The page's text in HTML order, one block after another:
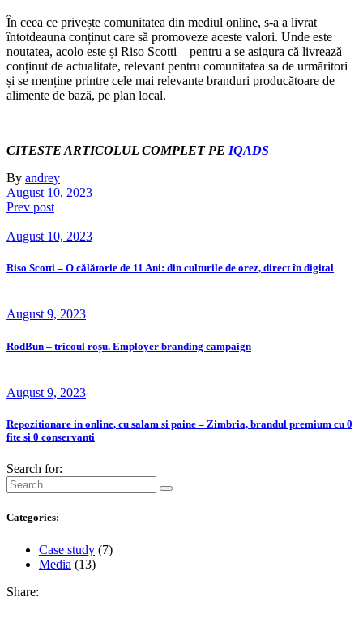
În ceea ce privește comunitatea din mediul online, s-a a livrat
întotdeauna conținut care să promoveze aceste valori. Unde este
noutatea, acolo este și Riso Scotti – pentru a se asigura că livrează
conținut de actualitate, relevant pentru comunitatea sa de urmăritori
și se menține printre cele mai relevante branduri producătoare de
alimente de bază, pe plan local.
CITESTE ARTICOLUL COMPLET PE IQADS
By andrey
August 10, 2023
Prev post
August 10, 2023
Riso Scotti – O călătorie de 11 Ani: din culturile de orez, direct în digital
August 9, 2023
RodBun – tricoul roșu. Employer branding campaign
August 9, 2023
Repozitionare in online, cu salam si paine – Zimbria, brandul premium cu 0
fite si 0 conservanti
Search for:
Categories:
Case study (7)
Media (13)
Share: